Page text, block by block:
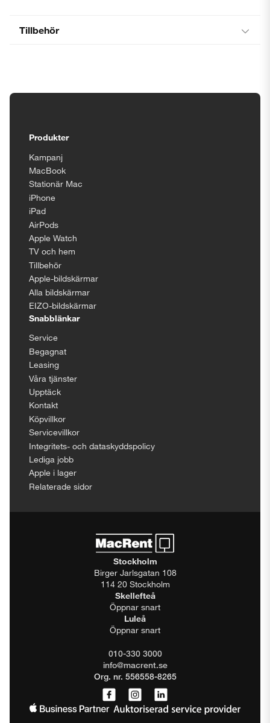
Tillbehör
Produkter
Kampanj
MacBook
Stationär Mac
iPhone
iPad
AirPods
Apple Watch
TV och hem
Tillbehör
Apple-bildskärmar
Alla bildskärmar
EIZO-bildskärmar
Snabblänkar
Service
Begagnat
Leasing
Våra tjänster
Upptäck
Kontakt
Köpvillkor
Servicevillkor
Integritets- och dataskyddspolicy
Lediga jobb
Apple i lager
Relaterade sidor
Stockholm
Birger Jarlsgatan 108
114 20 Stockholm
Skellefteå
Öppnar snart
Luleå
Öppnar snart
010-330 3000
info@macrent.se
Org. nr. 556558-8265